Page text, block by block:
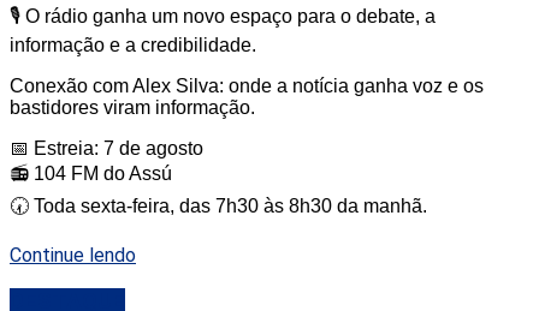
🎙️ O rádio ganha um novo espaço para o debate, a
informação e a credibilidade.
Conexão com Alex Silva: onde a notícia ganha voz e os
bastidores viram informação.
📅 Estreia: 7 de agosto
📻 104 FM do Assú
🕢 Toda sexta-feira, das 7h30 às 8h30 da manhã.
Continue lendo